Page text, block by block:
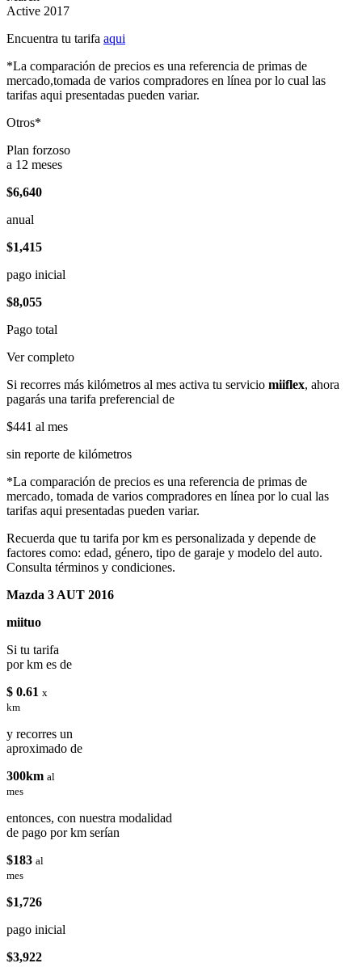
Active 2017
Encuentra tu tarifa aqui
*La comparación de precios es una referencia de primas de
mercado,tomada de varios compradores en línea por lo cual las
tarifas aqui presentadas pueden variar.
Otros*
Plan forzoso
a 12 meses
$6,640
anual
$1,415
pago inicial
$8,055
Pago total
Ver completo
Si recorres más kilómetros al mes activa tu servicio miiflex, ahora
pagarás una tarifa preferencial de
$441 al mes
sin reporte de kilómetros
*La comparación de precios es una referencia de primas de
mercado, tomada de varios compradores en línea por lo cual las
tarifas aqui presentadas pueden variar.
Recuerda que tu tarifa por km es personalizada y depende de
factores como: edad, género, tipo de garaje y modelo del auto.
Consulta términos y condiciones.
Mazda 3 AUT 2016
miituo
Si tu tarifa
por km es de
$ 0.61 x
km
y recorres un
aproximado de
300km al
mes
entonces, con nuestra modalidad
de pago por km serían
$183 al
mes
$1,726
pago inicial
$3,922